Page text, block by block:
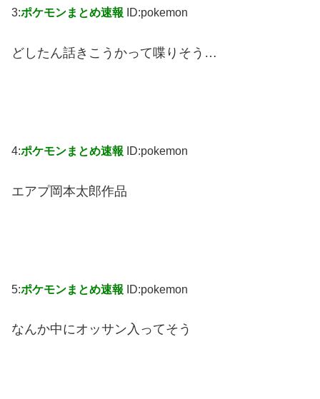
3:ポケモンまとめ速報 ID:pokemon
どしたん話きこうかって喋りそう…
4:ポケモンまとめ速報 ID:pokemon
エアプ岡本太郎作品
5:ポケモンまとめ速報 ID:pokemon
なんか中にオッサン入ってそう